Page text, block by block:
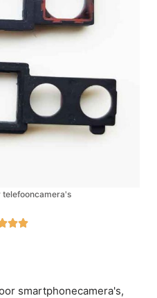
telefooncamera's

smartphonecamera's,